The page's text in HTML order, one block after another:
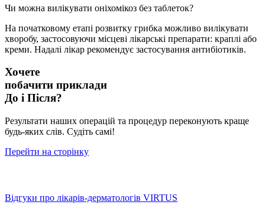
Чи можна вилікувати оніхомікоз без таблеток?
На початковому етапі розвитку грибка можливо вилікувати
хворобу, застосовуючи місцеві лікарські препарати: краплі або
креми. Надалі лікар рекомендує застосування антибіотиків.
Хочете
побачити приклади
До і Після?
Результати наших операцій та процедур переконують краще
будь-яких слів. Судіть самі!
Перейти на сторінку
Відгуки про лікарів-дерматологів VIRTUS